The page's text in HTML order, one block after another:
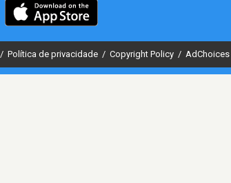
/ Política de privacidade / Copyright Policy / AdChoices